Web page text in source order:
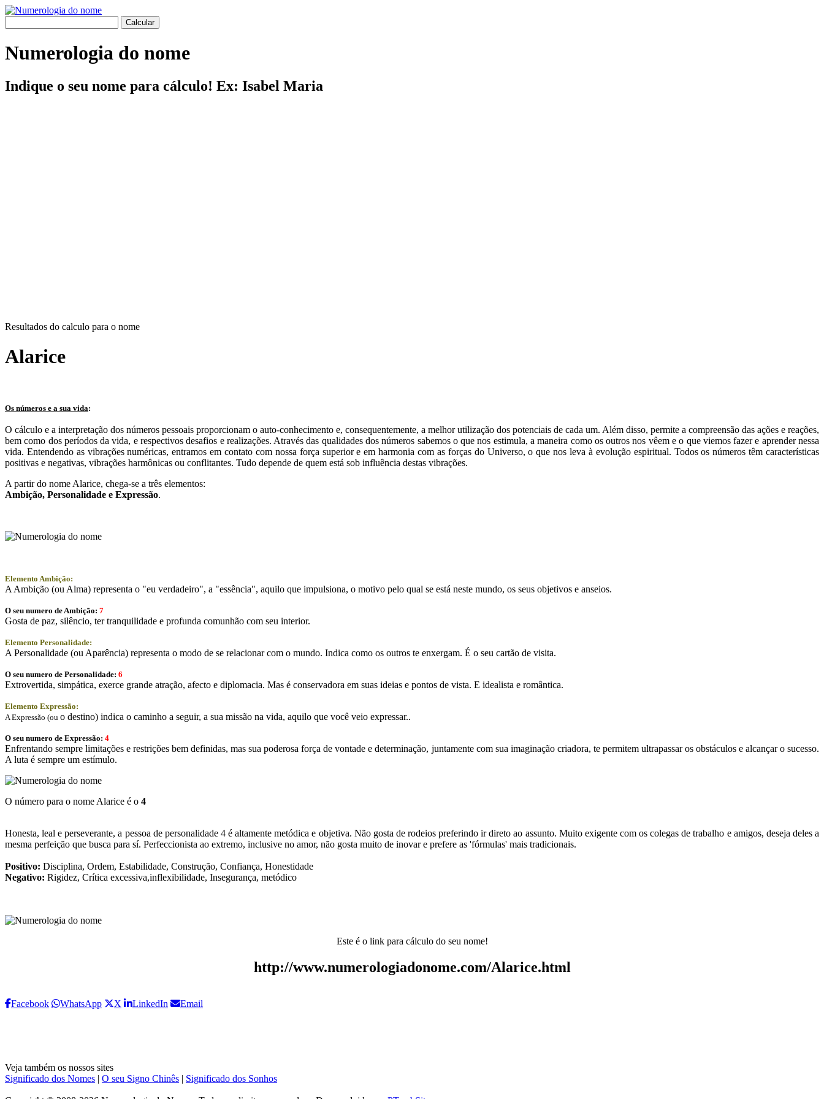
Numerologia do nome
Indique o seu nome para cálculo! Ex: Isabel Maria
Resultados do calculo para o nome
Alarice
Os números e a sua vida:
O cálculo e a interpretação dos números pessoais proporcionam o auto-conhecimento e, consequentemente, a melhor utilização dos potenciais de cada um. Além disso, permite a compreensão das ações e reações,
bem como dos períodos da vida, e respectivos desafios e realizações. Através das qualidades dos números sabemos o que nos estimula, a maneira como os outros nos vêem e o que viemos fazer e aprender nessa
vida. Entendendo as vibrações numéricas, entramos em contato com nossa força superior e em harmonia com as forças do Universo, o que nos leva à evolução espiritual. Todos os números têm características
positivas e negativas, vibrações harmônicas ou conflitantes. Tudo depende de quem está sob influência destas vibrações.
A partir do nome Alarice, chega-se a três elementos:
Ambição, Personalidade e Expressão.
Elemento Ambição:
A Ambição (ou Alma) representa o "eu verdadeiro", a "essência", aquilo que impulsiona, o motivo pelo qual se está neste mundo, os seus objetivos e anseios.
O seu numero de Ambição: 7
Gosta de paz, silêncio, ter tranquilidade e profunda comunhão com seu interior.
Elemento Personalidade:
A Personalidade (ou Aparência) representa o modo de se relacionar com o mundo. Indica como os outros te enxergam. É o seu cartão de visita.
O seu numero de Personalidade: 6
Extrovertida, simpática, exerce grande atração, afecto e diplomacia. Mas é conservadora em suas ideias e pontos de vista. E idealista e romântica.
Elemento Expressão:
A Expressão (ou o destino) indica o caminho a seguir, a sua missão na vida, aquilo que você veio expressar..
O seu numero de Expressão: 4
Enfrentando sempre limitações e restrições bem definidas, mas sua poderosa força de vontade e determinação, juntamente com sua imaginação criadora, te permitem ultrapassar os obstáculos e alcançar o sucesso.
A luta é sempre um estímulo.
O número para o nome Alarice é o 4
Honesta, leal e perseverante, a pessoa de personalidade 4 é altamente metódica e objetiva. Não gosta de rodeios preferindo ir direto ao assunto. Muito exigente com os colegas de trabalho e amigos, deseja deles a
mesma perfeição que busca para sí. Perfeccionista ao extremo, inclusive no amor, não gosta muito de inovar e prefere as 'fórmulas' mais tradicionais.
Positivo: Disciplina, Ordem, Estabilidade, Construção, Confiança, Honestidade
Negativo: Rigidez, Crítica excessiva,inflexibilidade, Insegurança, metódico
Este é o link para cálculo do seu nome!
http://www.numerologiadonome.com/Alarice.html
Facebook WhatsApp X LinkedIn Email
Veja também os nossos sites
Significado dos Nomes
O seu Signo Chinês Significado dos Sonhos